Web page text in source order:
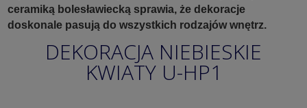
ceramiką bolesławiecką sprawia, że dekoracje
doskonale pasują do wszystkich rodzajów wnętrz.
DEKORACJA NIEBIESKIE
KWIATY U-HP1